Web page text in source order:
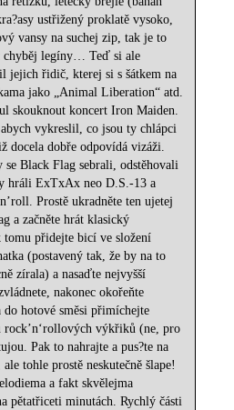
ustřižený proklatě vysoko,
vansy na suchej zip, tak je to
chyběj legíny… Teď si ale
jejich řidič, kterej si s šátkem na
jako „Animal Liberation“ atd.
skouknout koncert Iron Maiden.
vykreslil, co jsou ty chlápci
docela dobře odpovídá vizáži.
se Black Flag sebrali, odstěhovali
hráli ExTxAx neo D.S.-13 a
Prostě ukradněte ten ujetej
a začněte hrát klasický
tomu přidejte bicí ve složení
(postavený tak, že by na to
zírala) a nasaďte nejvyšší
nakonec okořeňte
do hotové směsi přimíchejte
rock’n‘rollových výkřiků (ne, pro
Pak to nahrajte a pus?te na
tohle prostě neskutečně šlape!
a fakt skvělejma
pětatřiceti minutách. Rychlý části